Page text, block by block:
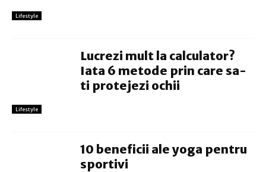
Lifestyle
Lifestyle
Lucrezi mult la calculator?
Iata 6 metode prin care sa-
ti protejezi ochii
10 beneficii ale yoga pentru
sportivi